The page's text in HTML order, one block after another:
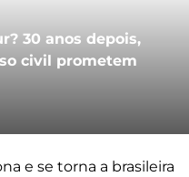
30 anos depois,
civil prometem